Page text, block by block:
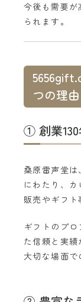
今後も需要が
られます。
つの理由
① 創業
桑原雷声堂は
にわたり、
販売やギフト
ギフトのプ
た信頼と実
大切な場面で